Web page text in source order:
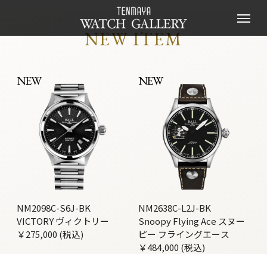
NEW ITEM
NEW
NM2098C-S6J-BK
VICTORY ヴィクトリー
￥275,000 (税込)
NEW
NM2638C-L2J-BK
Snoopy Flying Ace スヌー
ピー フライングエース
￥484,000 (税込)